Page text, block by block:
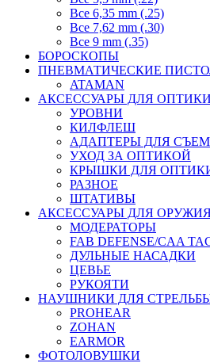
Все 6,35 mm (.25)
Все 7,62 mm (.30)
Все 9 mm (.35)
БОРОСКОПЫ
ПНЕВМАТИЧЕСКИЕ
ATAMAN
АКСЕССУАРЫ ДЛЯ ОПТИКИ
УРОВНИ
КИЛФЛЕШ
АДАПТЕРЫ ДЛЯ
УХОД ЗА ОПТИКОЙ
КРЫШКИ ДЛЯ
РАЗНОЕ
ШТАТИВЫ
АКСЕССУАРЫ ДЛЯ
МОДЕРАТОРЫ
FAB DEFENSE/CAA
ДУЛЬНЫЕ НАСАДКИ
ЦЕВЬЕ
РУКОЯТИ
НАУШНИКИ ДЛЯ
PROHEAR
ZOHAN
EARMOR
ФОТОЛОВУШКИ